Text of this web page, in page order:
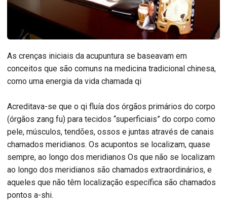
As crenças iniciais da acupuntura se baseavam em
conceitos que são comuns na medicina tradicional chinesa,
como uma energia da vida chamada qi
Acreditava-se que o qi fluía dos órgãos primários do corpo
(órgãos zang fu) para tecidos “superficiais” do corpo como
pele, músculos, tendões, ossos e juntas através de canais
chamados meridianos. Os acupontos se localizam, quase
sempre, ao longo dos meridianos Os que não se localizam
ao longo dos meridianos são chamados extraordinários, e
aqueles que não têm localização específica são chamados
pontos a-shi.